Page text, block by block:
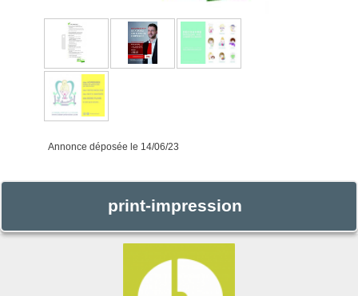
Annonce déposée le 14/06/23
print-impression